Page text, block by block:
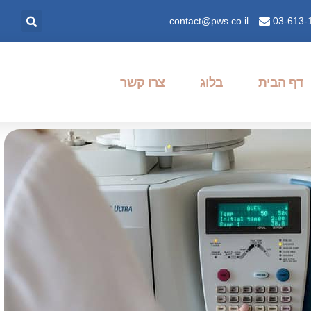
03-613-
contact@pws.co.il
דף הבית בלוג צרו קשר